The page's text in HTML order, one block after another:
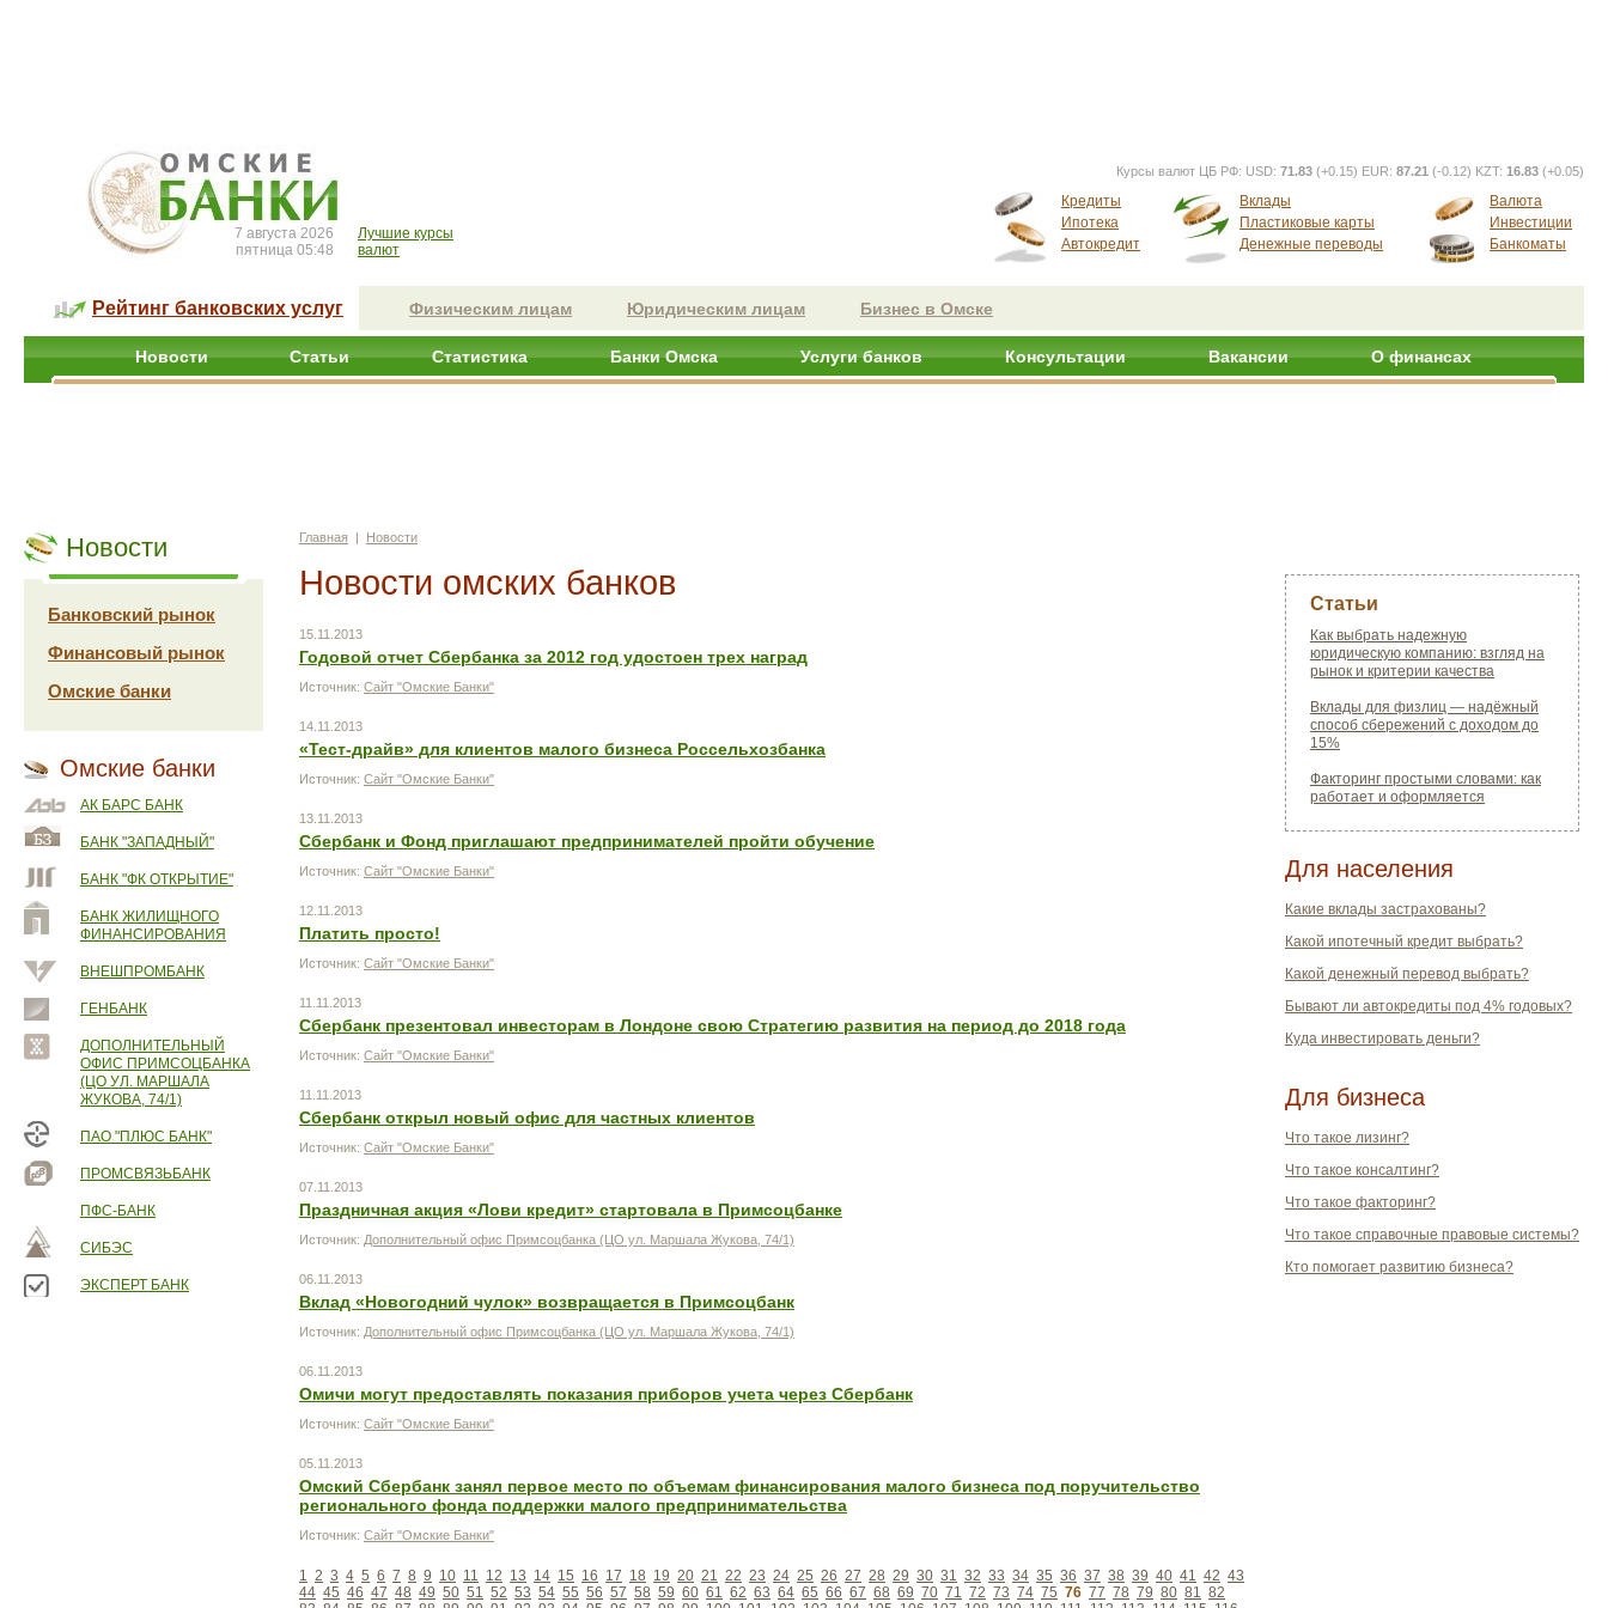
7 августа 2026
пятница 05:48
Лучшие курсы
валют
Курсы валют ЦБ РФ: USD: 71.83 (+0.15) EUR: 87.21 (-0.12) KZT: 16.83 (+0.05)
Кредиты
Ипотека
Автокредит
Вклады
Пластиковые карты
Денежные переводы
Валюта
Инвестиции
Банкоматы
Рейтинг банковских услуг Физическим лицам Юридическим лицам Бизнес в Омске
Новости Статьи Статистика Банки Омска Услуги банков Консультации Вакансии О финансах
Новости
Банковский рынок
Финансовый рынок
Омские банки
Омские банки
АК БАРС БАНК
БАНК "ЗАПАДНЫЙ"
БАНК "ФК ОТКРЫТИЕ"
БАНК ЖИЛИЩНОГО
ФИНАНСИРОВАНИЯ
ВНЕШПРОМБАНК
ГЕНБАНК
ДОПОЛНИТЕЛЬНЫЙ
ОФИС ПРИМСОЦБАНКА
(ЦО УЛ. МАРШАЛА
ЖУКОВА, 74/1)
ПАО "ПЛЮС БАНК"
ПРОМСВЯЗЬБАНК
ПФС-БАНК
СИБЭС
ЭКСПЕРТ БАНК
Главная | Новости
Новости омских банков
15.11.2013
Годовой отчет Сбербанка за 2012 год удостоен трех наград
Источник: Сайт "Омские Банки"
14.11.2013
«Тест-драйв» для клиентов малого бизнеса Россельхозбанка
Источник: Сайт "Омские Банки"
13.11.2013
Сбербанк и Фонд приглашают предпринимателей пройти обучение
Источник: Сайт "Омские Банки"
12.11.2013
Платить просто!
Источник: Сайт "Омские Банки"
11.11.2013
Сбербанк презентовал инвесторам в Лондоне свою Стратегию развития на период до 2018 года
Источник: Сайт "Омские Банки"
11.11.2013
Сбербанк открыл новый офис для частных клиентов
Источник: Сайт "Омские Банки"
07.11.2013
Праздничная акция «Лови кредит» стартовала в Примсоцбанке
Источник: Дополнительный офис Примсоцбанка (ЦО ул. Маршала Жукова, 74/1)
06.11.2013
Вклад «Новогодний чулок» возвращается в Примсоцбанк
Источник: Дополнительный офис Примсоцбанка (ЦО ул. Маршала Жукова, 74/1)
06.11.2013
Омичи могут предоставлять показания приборов учета через Сбербанк
Источник: Сайт "Омские Банки"
05.11.2013
Омский Сбербанк занял первое место по объемам финансирования малого бизнеса под поручительство
регионального фонда поддержки малого предпринимательства
Источник: Сайт "Омские Банки"
1 2 3 4 5 6 7 8 9 10 11 12 13 14 15 16 17 18 19 20 21 22 23 24 25 26 27 28 29 30 31 32 33 34 35 36 37 38 39 40 41 42 43
44 45 46 47 48 49 50 51 52 53 54 55 56 57 58 59 60 61 62 63 64 65 66 67 68 69 70 71 72 73 74 75 76 77 78 79 80 81 82
Статьи
Как выбрать надежную
юридическую компанию: взгляд на
рынок и критерии качества
Вклады для физлиц — надёжный
способ сбережений с доходом до
15%
Факторинг простыми словами: как
работает и оформляется
Для населения
Какие вклады застрахованы?
Какой ипотечный кредит выбрать?
Какой денежный перевод выбрать?
Бывают ли автокредиты под 4% годовых?
Куда инвестировать деньги?
Для бизнеса
Что такое лизинг?
Что такое консалтинг?
Что такое факторинг?
Что такое справочные правовые системы?
Кто помогает развитию бизнеса?